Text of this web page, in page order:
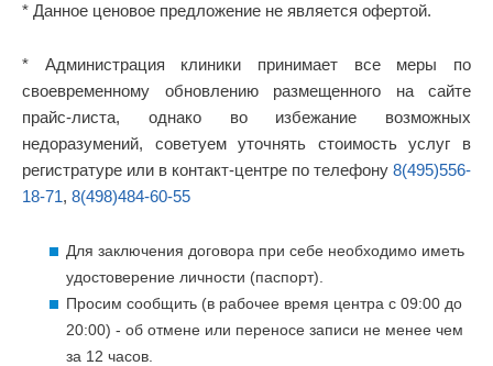
* Данное ценовое предложение не является офертой.
* Администрация клиники принимает все меры по
своевременному обновлению размещенного на сайте
прайс-листа, однако во избежание возможных
недоразумений, советуем уточнять стоимость услуг в
регистратуре или в контакт-центре по телефону 8(495)556-
18-71, 8(498)484-60-55
Для заключения договора при себе необходимо иметь
удостоверение личности (паспорт).
Просим сообщить (в рабочее время центра с 09:00 до
20:00) - об отмене или переносе записи не менее чем
за 12 часов.